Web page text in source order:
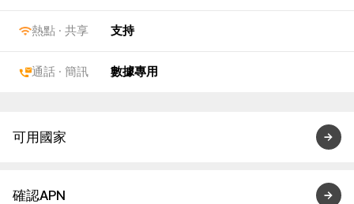
熱點 · 共享 支持
通話 · 簡訊 數據專用
可用國家
確認APN